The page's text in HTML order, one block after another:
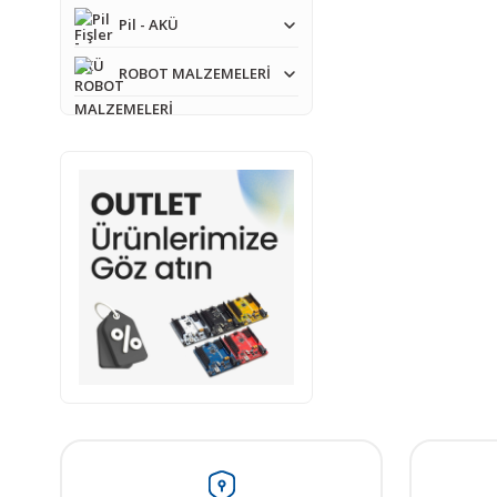
Pil - AKÜ
ROBOT MALZEMELERİ